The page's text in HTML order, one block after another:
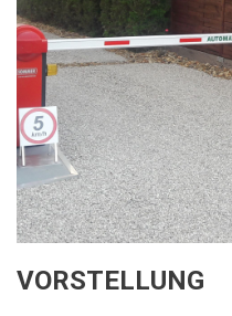
VORSTELLUNG